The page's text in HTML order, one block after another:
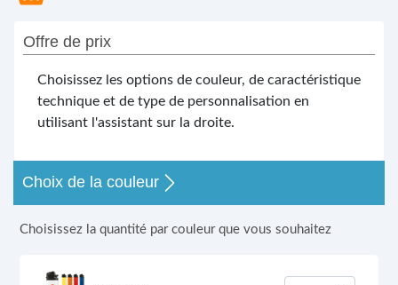
Offre de prix
Choisissez les options de couleur, de caractéristique
technique et de type de personnalisation en
utilisant l'assistant sur la droite.
Choix de la couleur
Choisissez la quantité par couleur que vous souhaitez